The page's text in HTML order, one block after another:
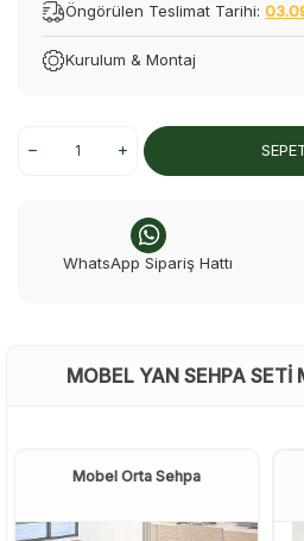
Öngörülen Teslimat Tarihi:
Kurulum & Montaj
WhatsApp Sipariş Hattı
MOBEL YAN SEHPA SETI
Mobel Orta Sehpa